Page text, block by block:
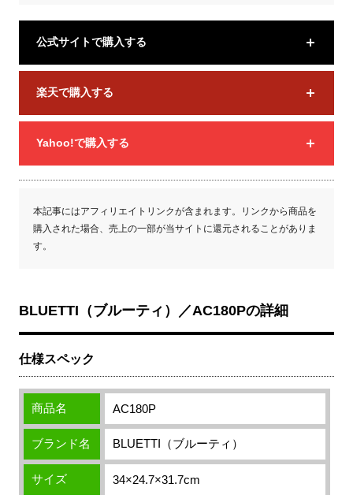
公式サイトで購入する
楽天で購入する
Yahoo!で購入する
本記事にはアフィリエイトリンクが含まれます。リンクから商品を
購入された場合、売上の一部が当サイトに還元されることがありま
す。
BLUETTI（ブルーティ）／AC180Pの詳細
仕様スペック
商品名 AC180P
ブランド名 BLUETTI（ブルーティ）
サイズ 34×24.7×31.7cm